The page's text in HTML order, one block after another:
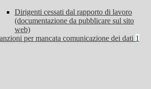
Dirigenti cessati dal rapporto di lavoro
(documentazione da pubblicare sul sito
web)
per mancata comunicazione dei dati 1